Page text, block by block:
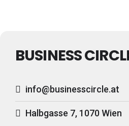
BUSINESS
info@businesscircle.at
Halbgasse 7, 1070 Wien